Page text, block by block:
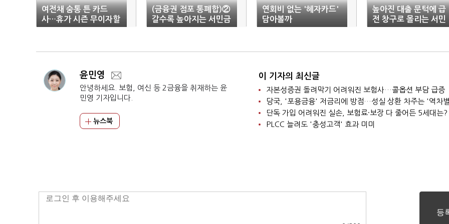
여전채 숨통 튼 카드
사…휴가 시즌 무이자할
부 활개
(금융권 점포 통폐합)②
갈수록 높아지는 서민금
융 문턱
연회비 없는 '혜자카드'
담아볼까
높아진 대출 문턱에 급
전 창구로 몰리는 서민
들
윤민영
안녕하세요. 보험, 여신 등 2금융을 취재하는 윤
민영 기자입니다.
뉴스북
이 기자의 최신글
자본성증권 돌려막기 어려워진 보험사…콜옵션 부담 급증
당국, '포용금융' 저금리에 방점…성실 상환 차주는 '역차
단독 가입 어려워진 실손, 보험료·보장 다 줄어든 5세대는?
PLCC 늘려도 '충성고객' 효과 미미